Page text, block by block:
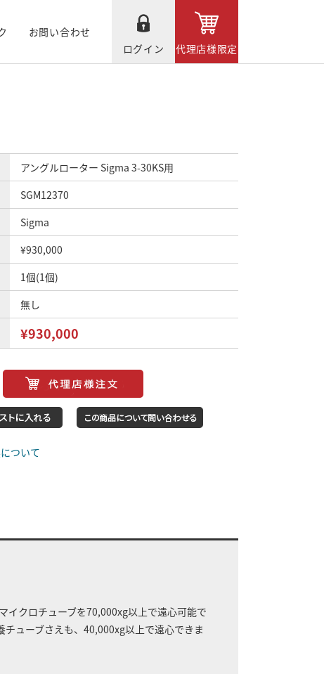
お問い合わせ
ログイン
代理店様限定
アングルローター Sigma 3-30KS用
SGM12370
Sigma
¥930,000
1個(1個)
無し
¥930,000
ついて
イクロチューブを70,000xg以上で遠心可能で
ューブさえも、40,000xg以上で遠心できま